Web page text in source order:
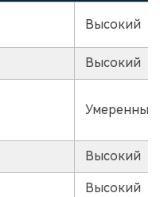
Высокий
Высокий
Умеренный
Высокий
Высокий